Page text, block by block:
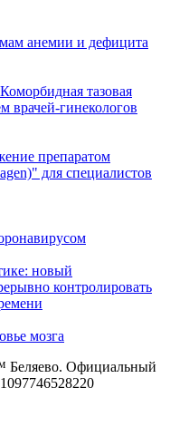
анемии и дефицита
тазовая
врачей-гинекологов
препаратом
для специалистов
новый
контролировать
мозга
Беляево. Официальный